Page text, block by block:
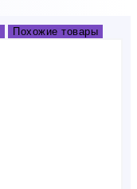
Похожие товары